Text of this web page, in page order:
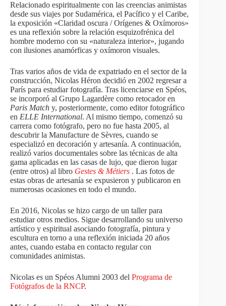
Relacionado espiritualmente con las creencias animistas
desde sus viajes por Sudamérica, el Pacífico y el Caribe,
la exposición «Claridad oscura / Orígenes & Oxímoros»
es una reflexión sobre la relación esquizofrénica del
hombre moderno con su «naturaleza interior», jugando
con ilusiones anamórficas y oxímoron visuales.
Tras varios años de vida de expatriado en el sector de la
construcción, Nicolas Héron decidió en 2002 regresar a
París para estudiar fotografía. Tras licenciarse en Spéos,
se incorporó al Grupo Lagardère como retocador en
Paris Match y, posteriormente, como editor fotográfico
en ELLE International. Al mismo tiempo, comenzó su
carrera como fotógrafo, pero no fue hasta 2005, al
descubrir la Manufacture de Sèvres, cuando se
especializó en decoración y artesanía. A continuación,
realizó varios documentales sobre las técnicas de alta
gama aplicadas en las casas de lujo, que dieron lugar
(entre otros) al libro Gestes & Métiers . Las fotos de
estas obras de artesanía se expusieron y publicaron en
numerosas ocasiones en todo el mundo.
En 2016, Nicolas se hizo cargo de un taller para
estudiar otros medios. Sigue desarrollando su universo
artístico y espiritual asociando fotografía, pintura y
escultura en torno a una reflexión iniciada 20 años
antes, cuando estaba en contacto regular con
comunidades animistas.
Nicolas es un Spéos Alumni 2003 del Programa de
Fotógrafos de la RNCP.